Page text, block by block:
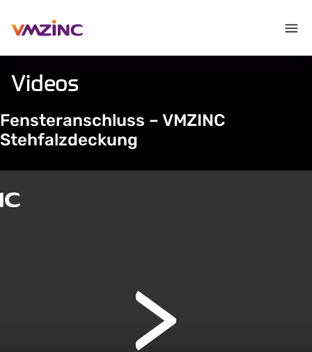
Videos
Fensteranschluss – VMZINC
Stehfalzdeckung